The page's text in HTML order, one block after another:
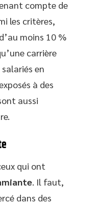
compte de
les critères,
d’au moins 10 %
carrière
en
à des
aussi
qui ont
. Il faut,
dans des